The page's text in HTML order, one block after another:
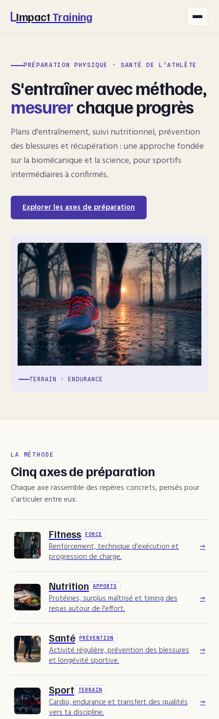
Impact Training
SANTÉ
BIEN-ÊTRE
PRÉPARATION PHYSIQUE · SANTÉ DE L'ATHLÈTE
S'entraîner avec méthode,
mesurerchaque progrès
Plans d'entraînement, suivi nutritionnel, prévention
des blessures et récupération : une approche fondée
sur la biomécanique et la science, pour sportifs
intermédiaires à confirmés.
Explorer les axes de préparation
TERRAIN · ENDURANCE
LA MÉTHODE
Cinq axes de préparation
Chaque axe rassemble des repères concrets, pensés pour
s'articuler entre eux.
Fitness FORCE
Renforcement, technique d'exécution et
progression de charge.
→
Nutrition APPORTS
Protéines, surplus maîtrisé et timing des
repas autour de l'effort.
→
Santé PRÉVENTION
Activité régulière, prévention des blessures
et longévité sportive.
→
Sport TERRAIN
Cardio, endurance et transfert des qualités
vers ta discipline.
→